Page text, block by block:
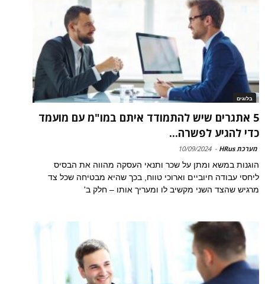
בלוגים
5 אתגרים שיש להתמודד איתם במו"מ עם מועמד
כדי להגיע לפשרה...
מערכת HRus -
10/09/2024
הוגנות במשא ומתן על שכר ותנאי העסקה מהווה את הבסיס
ליחסי עבודה חיוביים וארוכי טווח, בכך שהיא מבטיחה שכל צד
מרגיש שהצד השני מקשיב לו ומעריך אותו – חלק ב'